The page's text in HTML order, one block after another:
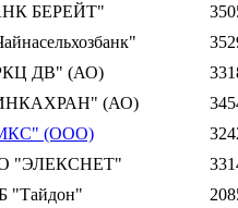
БЕРЕЙТ"
ДВ" (АО)
(АО)
(ООО)
"ЭЛЕКСНЕТ"
"Тайдон"